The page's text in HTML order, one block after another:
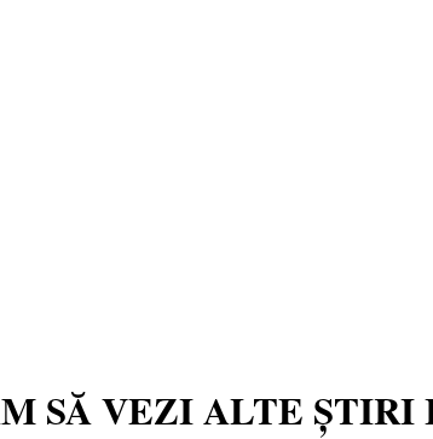
SĂ VEZI ALTE ȘTIRI